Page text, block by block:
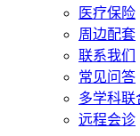
医疗保险
周边配套
联系我们
常见问答
多学科联
远程会诊